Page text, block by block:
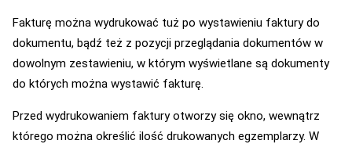
Fakturę można wydrukować tuż po wystawieniu faktury do
dokumentu, bądź też z pozycji przeglądania dokumentów w
dowolnym zestawieniu, w którym wyświetlane są dokumenty
do których można wystawić fakturę.
Przed wydrukowaniem faktury otworzy się okno, wewnątrz
którego można określić ilość drukowanych egzemplarzy. W